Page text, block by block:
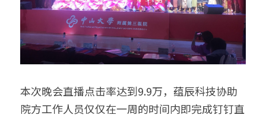
本次晚会直播点击率达到9.9万，蕴辰科技协助
院方工作人员仅仅在一周的时间内即完成钉钉直